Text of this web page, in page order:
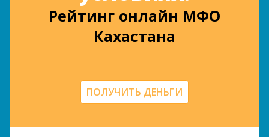
Рейтинг онлайн МФО
Кахастана
ПОЛУЧИТЬ ДЕНЬГИ